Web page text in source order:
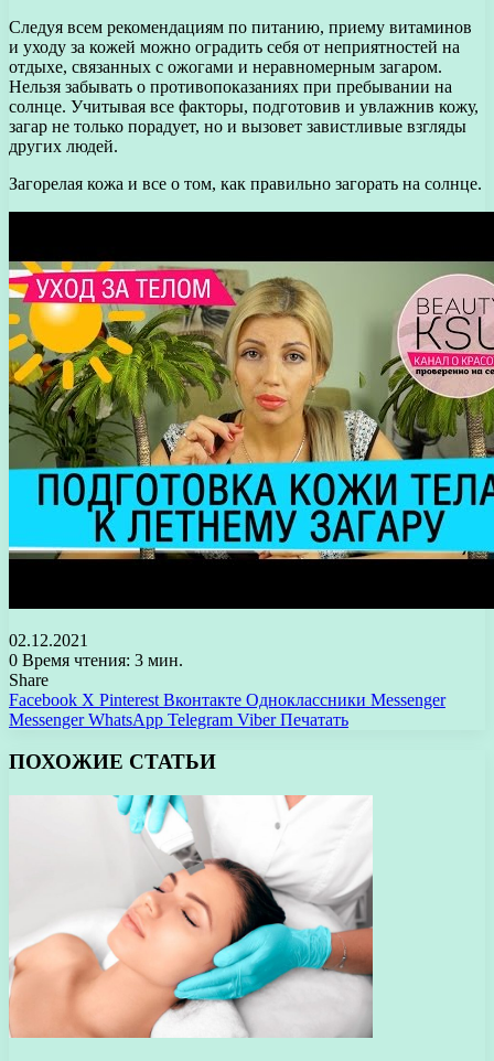
Следуя всем рекомендациям по питанию, приему витаминов
и уходу за кожей можно оградить себя от неприятностей на
отдыхе, связанных с ожогами и неравномерным загаром.
Нельзя забывать о противопоказаниях при пребывании на
солнце. Учитывая все факторы, подготовив и увлажнив кожу,
загар не только порадует, но и вызовет завистливые взгляды
других людей.
Загорелая кожа и все о том, как правильно загорать на солнце.
02.12.2021
0 Время чтения: 3 мин.
Share
Facebook X Pinterest Вконтакте Одноклассники Messenger
Messenger WhatsApp Telegram Viber Печатать
ПОХОЖИЕ СТАТЬИ